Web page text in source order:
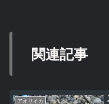
関連記事
アオリイカ